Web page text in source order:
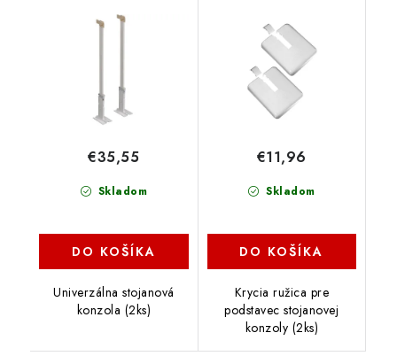
Skladom
€35,55
DO KOŠÍKA
Univerzálna stojanová
konzola (2ks)
Skladom
€11,96
DO KOŠÍKA
Krycia ružica pre
podstavec stojanovej
konzoly (2ks)